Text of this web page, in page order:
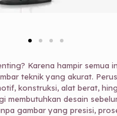
Karena hampir semua
teknik yang akurat.
konstruksi, alat berat,
membutuhkan desain
gambar yang presisi,